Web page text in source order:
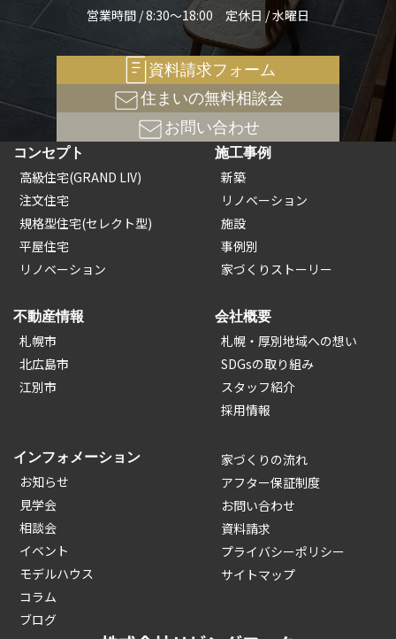
営業時間 / 8:30～18:00 定休日 / 水曜日
資料請求フォーム
住まいの無料相談会
お問い合わせ
コンセプト
高級住宅(GRAND LIV)
注文住宅
規格型住宅(セレクト型)
平屋住宅
リノベーション
施工事例
新築
リノベーション
施設
事例別
家づくりストーリー
不動産情報
札幌市
北広島市
江別市
会社概要
札幌・厚別地域への想い
SDGsの取り組み
スタッフ紹介
採用情報
インフォメーション
お知らせ
見学会
相談会
イベント
モデルハウス
コラム
ブログ
家づくりの流れ
アフター保証制度
お問い合わせ
資料請求
プライバシーポリシー
サイトマップ